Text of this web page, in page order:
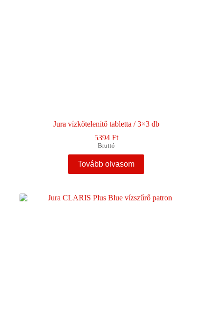
Jura vízkőtelenítő tabletta / 3×3 db
5394 Ft
Bruttó
Tovább olvasom